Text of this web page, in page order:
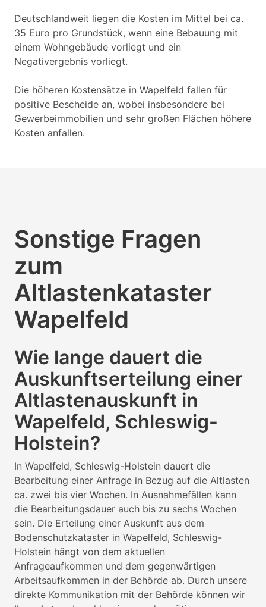
Deutschlandweit liegen die Kosten im Mittel bei ca.
35 Euro pro Grundstück, wenn eine Bebauung mit
einem Wohngebäude vorliegt und ein
Negativergebnis vorliegt.
Die höheren Kostensätze in Wapelfeld fallen für
positive Bescheide an, wobei insbesondere bei
Gewerbeimmobilien und sehr großen Flächen höhere
Kosten anfallen.
Sonstige Fragen
zum
Altlastenkataster
Wapelfeld
Wie lange dauert die
Auskunftserteilung einer
Altlastenauskunft in
Wapelfeld, Schleswig-
Holstein?
In Wapelfeld, Schleswig-Holstein dauert die
Bearbeitung einer Anfrage in Bezug auf die Altlasten
ca. zwei bis vier Wochen. In Ausnahmefällen kann
die Bearbeitungsdauer auch bis zu sechs Wochen
sein. Die Erteilung einer Auskunft aus dem
Bodenschutzkataster in Wapelfeld, Schleswig-
Holstein hängt von dem aktuellen
Anfrageaufkommen und dem gegenwärtigen
Arbeitsaufkommen in der Behörde ab. Durch unsere
direkte Kommunikation mit der Behörde können wir